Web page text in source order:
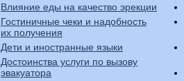
Влияние еды на качество эрекции
Гостиничные чеки и надобность
их получения
Дети и иностранные языки
Достоинства услуги по вызову
эвакуатора